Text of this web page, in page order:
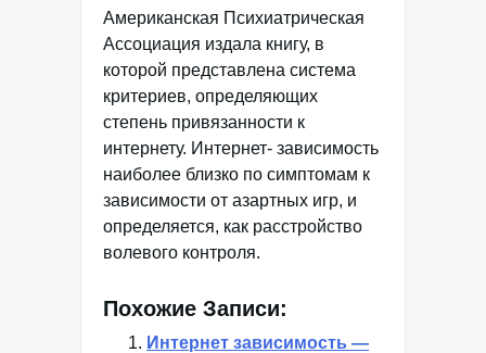
Американская Психиатрическая
Ассоциация издала книгу, в
которой представлена система
критериев, определяющих
степень привязанности к
интернету. Интернет- зависимость
наиболее близко по симптомам к
зависимости от азартных игр, и
определяется, как расстройство
волевого контроля.
Похожие Записи:
Интернет зависимость —